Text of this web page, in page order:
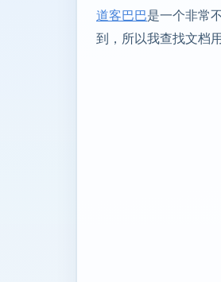
道客巴巴是一个非常
到，所以我查找文档